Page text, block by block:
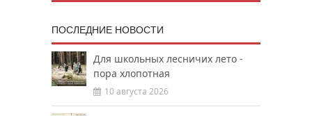
ПОСЛЕДНИЕ НОВОСТИ
Для школьных лесничих лето -
пора хлопотная
10 августа 2026